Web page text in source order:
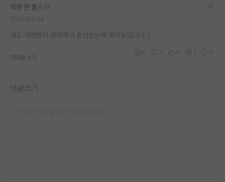
착한 존 롤스
저도 객체탐지 관련해서 관심있는데 화이팅입니다..!
대댓글 쓰기
댓글쓰기